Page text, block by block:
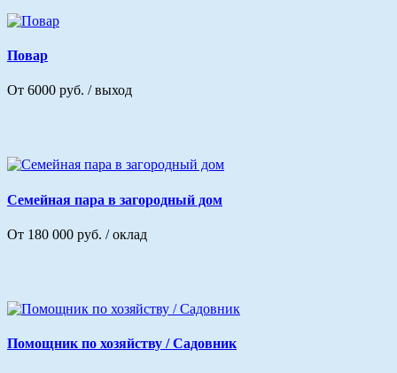
Повар
От 6000 руб. / выход
Семейная пара в загородный дом
От 180 000 руб. / оклад
Помощник по хозяйству / Садовник